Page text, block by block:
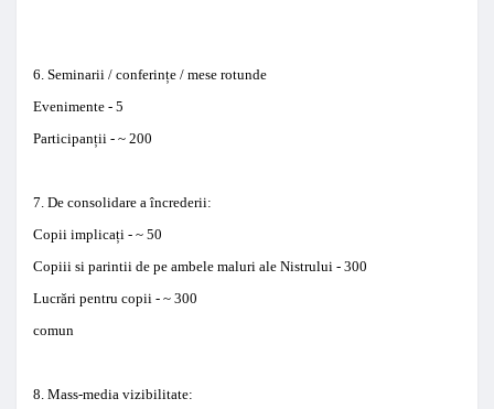
6. Seminarii / conferințe / mese rotunde
Evenimente - 5
Participanții - ~ 200
7. De consolidare a încrederii:
Copii implicați - ~ 50
Copiii si parintii de pe ambele maluri ale Nistrului - 300
Lucrări pentru copii - ~ 300
comun
8. Mass-media vizibilitate: